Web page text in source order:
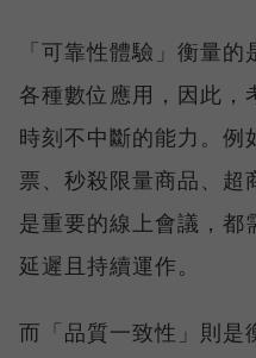
「可靠性體驗」衡量
各種數位應用，因此，
時刻不中斷的能力。例
票、秒殺限量商品、超
是重要的線上會議，都
延遲且持續運作。
而「品質一致性」則是